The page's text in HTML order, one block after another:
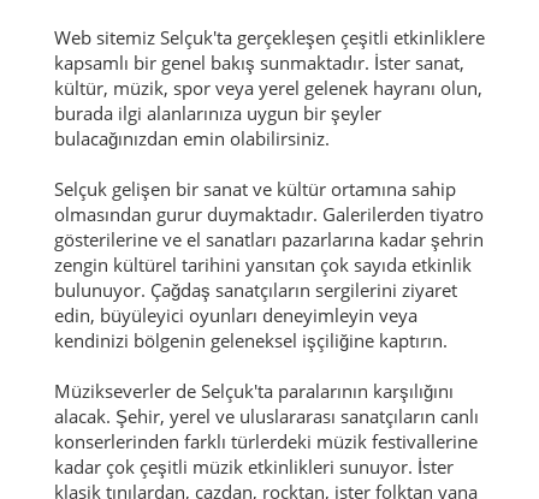
Web sitemiz Selçuk'ta gerçekleşen çeşitli etkinliklere
kapsamlı bir genel bakış sunmaktadır. İster sanat,
kültür, müzik, spor veya yerel gelenek hayranı olun,
burada ilgi alanlarınıza uygun bir şeyler
bulacağınızdan emin olabilirsiniz.
Selçuk gelişen bir sanat ve kültür ortamına sahip
olmasından gurur duymaktadır. Galerilerden tiyatro
gösterilerine ve el sanatları pazarlarına kadar şehrin
zengin kültürel tarihini yansıtan çok sayıda etkinlik
bulunuyor. Çağdaş sanatçıların sergilerini ziyaret
edin, büyüleyici oyunları deneyimleyin veya
kendinizi bölgenin geleneksel işçiliğine kaptırın.
Müzikseverler de Selçuk'ta paralarının karşılığını
alacak. Şehir, yerel ve uluslararası sanatçıların canlı
konserlerinden farklı türlerdeki müzik festivallerine
kadar çok çeşitli müzik etkinlikleri sunuyor. İster
klasik tınılardan, cazdan, rocktan, ister folktan yana